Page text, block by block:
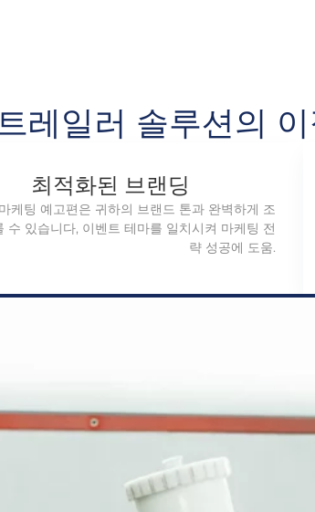
레일러 솔루션의
최적화된 브랜딩
케팅 예고편은 귀하의 브랜드 톤과 완벽하게 조
수 있습니다, 이벤트 테마를 일치시켜 마케팅 전
략 성공에 도움.